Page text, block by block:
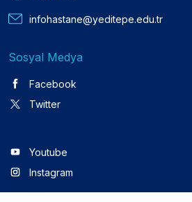
infohastane@yeditepe.edu.tr
Sosyal Medya
Facebook
Twitter
Youtube
Instagram